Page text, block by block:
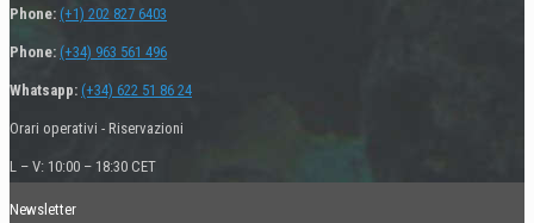
Phone: (+1) 202 827 6403
Phone: (+34) 963 561 496
Whatsapp: (+34) 622 51 86 24
Orari operativi - Riservazioni
L – V: 10:00 – 18:30 CET
Newsletter